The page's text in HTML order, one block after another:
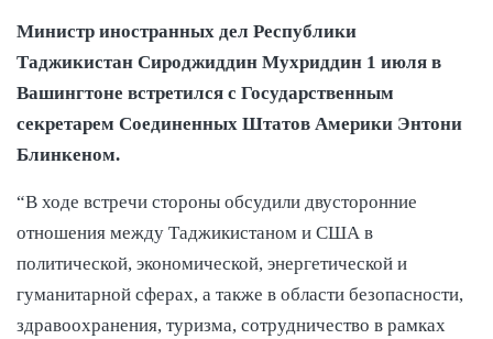
Министр иностранных дел Республики
Таджикистан Сироджиддин Мухриддин 1 июля в
Вашингтоне встретился с Государственным
секретарем Соединенных Штатов Америки Энтони
Блинкеном.
“В ходе встречи стороны обсудили двусторонние
отношения между Таджикистаном и США в
политической, экономической, энергетической и
гуманитарной сферах, а также в области безопасности,
здравоохранения, туризма, сотрудничество в рамках